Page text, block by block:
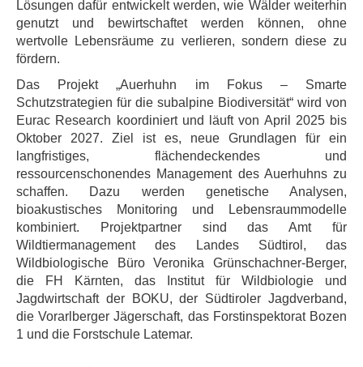
Lösungen dafür entwickelt werden, wie Wälder weiterhin
genutzt und bewirtschaftet werden können, ohne
wertvolle Lebensräume zu verlieren, sondern diese zu
fördern.
Das Projekt „Auerhuhn im Fokus – Smarte
Schutzstrategien für die subalpine Biodiversität“ wird von
Eurac Research koordiniert und läuft von April 2025 bis
Oktober 2027. Ziel ist es, neue Grundlagen für ein
langfristiges, flächendeckendes und
ressourcenschonendes Management des Auerhuhns zu
schaffen. Dazu werden genetische Analysen,
bioakustisches Monitoring und Lebensraummodelle
kombiniert. Projektpartner sind das Amt für
Wildtiermanagement des Landes Südtirol, das
Wildbiologische Büro Veronika Grünschachner-Berger,
die FH Kärnten, das Institut für Wildbiologie und
Jagdwirtschaft der BOKU, der Südtiroler Jagdverband,
die Vorarlberger Jägerschaft, das Forstinspektorat Bozen
1 und die Forstschule Latemar.